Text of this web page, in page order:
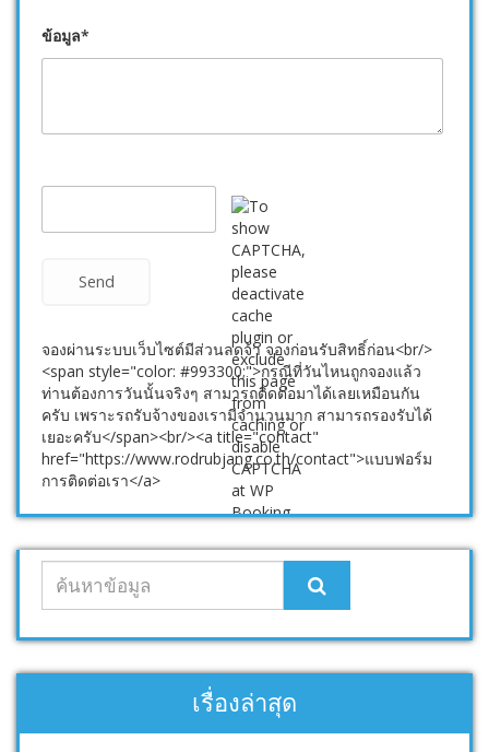
ข้อมูล*
จองผ่านระบบเว็บไซต์มีส่วนลดจ้า จองก่อนรับสิทธิ์ก่อน<br/>
<span style="color: #993300;">กรณีที่วันไหนถูกจองแล้ว
ท่านต้องการวันนั้นจริงๆ สามารถติดต่อมาได้เลยเหมือนกัน
ครับ เพราะรถรับจ้างของเรามีจำนวนมาก สามารถรองรับได้
เยอะครับ</span><br/><a title="contact"
href="https://www.rodrubjang.co.th/contact">แบบฟอร์ม
การติดต่อเรา</a>
เรื่องล่าสุด